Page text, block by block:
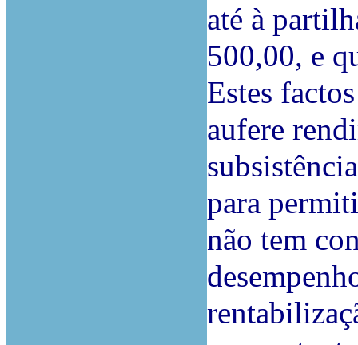
até à
500,00, e
Estes
aufere
para
não tem